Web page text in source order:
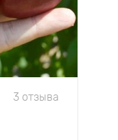
3 отзыва